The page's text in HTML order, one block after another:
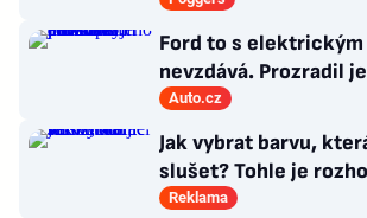
Ford to s
nevzdává. Prozradil
atraktivní cenovku
Auto.cz
Jak vybrat barvu,
slušet? Tohle je
Reklama